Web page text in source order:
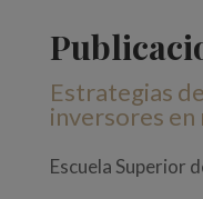
Estrategias
inversores en
Escuela Superior